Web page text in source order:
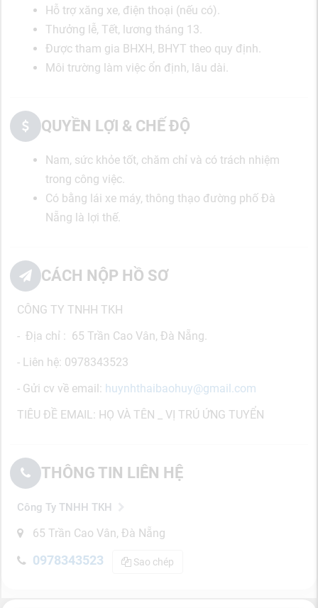
Hỗ trợ xăng xe, điện thoại (nếu có).
Thưởng lễ, Tết, lương tháng 13.
Được tham gia BHXH, BHYT theo quy định.
Môi trường làm việc ổn định, lâu dài.
QUYỀN LỢI & CHẾ ĐỘ
Nam, sức khỏe tốt, chăm chỉ và có trách nhiệm
trong công việc.
Có bằng lái xe máy, thông thạo đường phố Đà
Nẵng là lợi thế.
CÁCH NỘP HỒ SƠ
CÔNG TY TNHH TKH
- Địa chỉ : 65 Trần Cao Vân, Đà Nẵng.
- Liên hệ: 0978343523
- Gửi cv về email: huynhthaibaohuy@gmail.com
TIÊU ĐỀ EMAIL: HỌ VÀ TÊN _ VỊ TRÚ ỨNG TUYỂN
THÔNG TIN LIÊN HỆ
Công Ty TNHH TKH
65 Trần Cao Vân, Đà Nẵng
0978343523 Sao chép